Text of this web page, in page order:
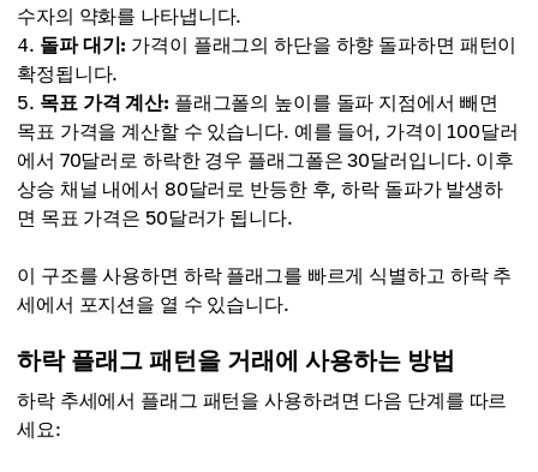
수자의 약화를 나타냅니다.
돌파 대기: 가격이 플래그의 하단을 하향 돌파하면 패턴이
확정됩니다.
목표 가격 계산: 플래그폴의 높이를 돌파 지점에서 빼면
목표 가격을 계산할 수 있습니다. 예를 들어, 가격이 100달러
에서 70달러로 하락한 경우 플래그폴은 30달러입니다. 이후
상승 채널 내에서 80달러로 반등한 후, 하락 돌파가 발생하
면 목표 가격은 50달러가 됩니다.
이 구조를 사용하면 하락 플래그를 빠르게 식별하고 하락 추
세에서 포지션을 열 수 있습니다.
하락 플래그 패턴을 거래에 사용하는 방법
하락 추세에서 플래그 패턴을 사용하려면 다음 단계를 따르
세요: